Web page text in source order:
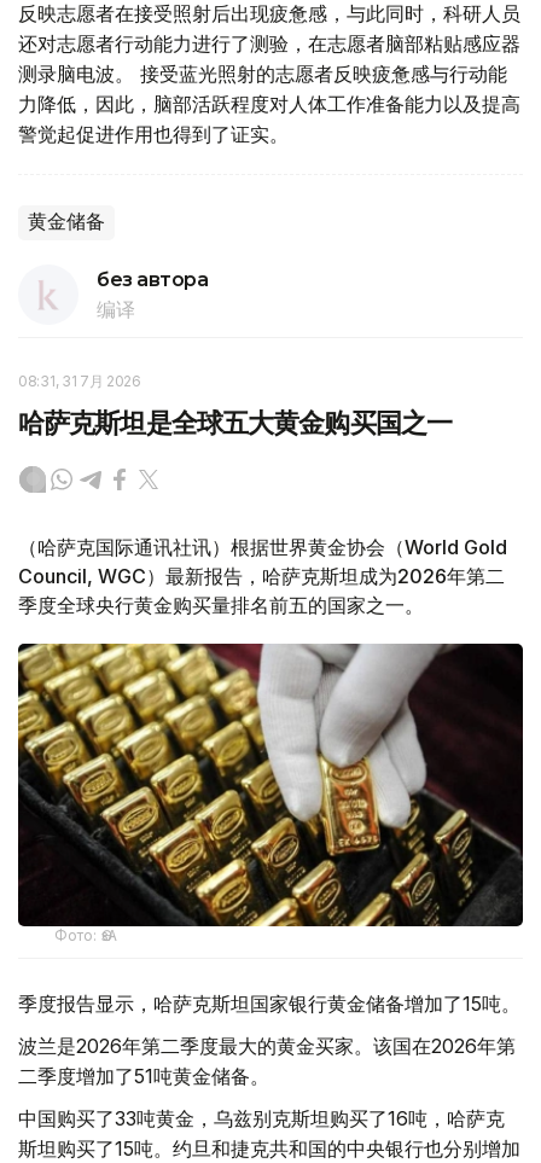
反映志愿者在接受照射后出现疲惫感，与此同时，科研人员
还对志愿者行动能力进行了测验，在志愿者脑部粘贴感应器
测录脑电波。 接受蓝光照射的志愿者反映疲惫感与行动能
力降低，因此，脑部活跃程度对人体工作准备能力以及提高
警觉起促进作用也得到了证实。
黄金储备
без автора
编译
08:31, 31 7月 2026
哈萨克斯坦是全球五大黄金购买国之一
（哈萨克国际通讯社讯）根据世界黄金协会（World Gold
Council, WGC）最新报告，哈萨克斯坦成为2026年第二
季度全球央行黄金购买量排名前五的国家之一。
Фото: ӨзА
季度报告显示，哈萨克斯坦国家银行黄金储备增加了15吨。
波兰是2026年第二季度最大的黄金买家。该国在2026年第
二季度增加了51吨黄金储备。
中国购买了33吨黄金，乌兹别克斯坦购买了16吨，哈萨克
斯坦购买了15吨。约旦和捷克共和国的中央银行也分别增加